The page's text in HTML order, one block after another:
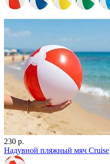
230 р.
Надувной пляжный мяч Cruise